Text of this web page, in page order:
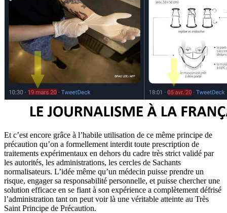
Et c’est encore grâce à l’habile utilisation de ce même principe de
précaution qu’on a formellement interdit toute prescription de
traitements expérimentaux en dehors du cadre très strict validé par
les autorités, les administrations, les cercles de Sachants
normalisateurs. L’idée même qu’un médecin puisse prendre un
risque, engager sa responsabilité personnelle, et puisse chercher une
solution efficace en se fiant à son expérience a complètement défrisé
l’administration tant on peut voir là une véritable atteinte au Très
Saint Principe de Précaution.